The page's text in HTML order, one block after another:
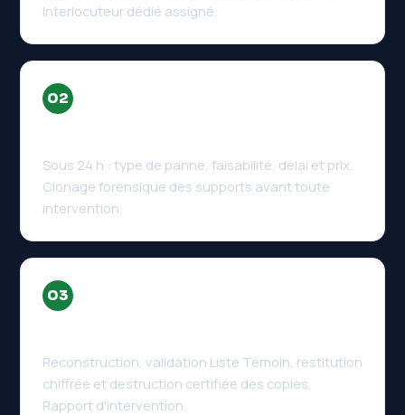
Interlocuteur dédié assigné.
02
Sous 24 h : type de panne, faisabilité, délai et prix.
Clonage forensique des supports avant toute
intervention.
03
Reconstruction, validation Liste Témoin, restitution
chiffrée et destruction certifiée des copies.
Rapport d'intervention.